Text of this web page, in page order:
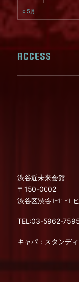
« 5月
ACCESS
渋谷近未来会館
〒150-0002
渋谷区渋谷1-11-1
TEL:03-5962-7595
キャパ：スタンデ